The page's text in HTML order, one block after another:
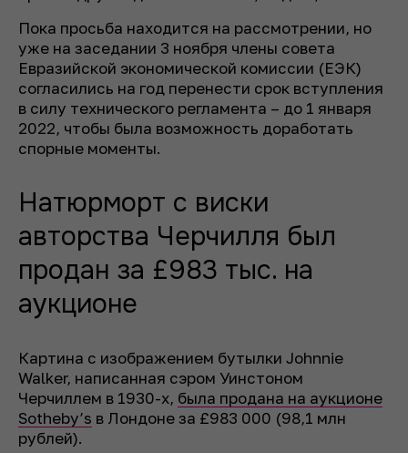
Пока просьба находится на рассмотрении, но
уже на заседании 3 ноября члены совета
Евразийской экономической комиссии (ЕЭК)
согласились на год перенести срок вступления
в силу технического регламента – до 1 января
2022, чтобы была возможность доработать
спорные моменты.
Натюрморт с виски
авторства Черчилля был
продан за £983 тыс. на
аукционе
Картина с изображением бутылки Johnnie
Walker, написанная сэром Уинстоном
Черчиллем в 1930-х, была продана на аукционе
Sotheby’s в Лондоне за £983 000 (98,1 млн
рублей).